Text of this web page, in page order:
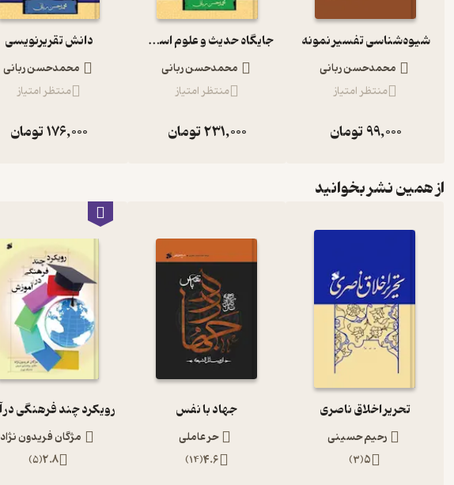
شیوه‌شناسی تفسیر نمونه
محمدحسن ربانی
منتظر امتیاز
99,000تومان
جایگاه حدیث و علوم اسلامی
محمدحسن ربانی
منتظر امتیاز
231,000تومان
دانش تقریرنویسی
محمدحسن ربانی
منتظر امتیاز
176,000تومان
از همین نشر بخوانید
تحریر اخلاق ناصری
رحیم حسینی
5
(
3
)
جهاد با نفس
حر عاملی
4.6
(
14
)
مژگان فریدون نژاد
2.8
(
5
)